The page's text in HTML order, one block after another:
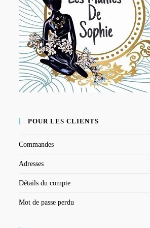
POUR LES CLIENTS
Commandes
Adresses
Détails du compte
Mot de passe perdu